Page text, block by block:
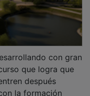
que logra que
después
la formación